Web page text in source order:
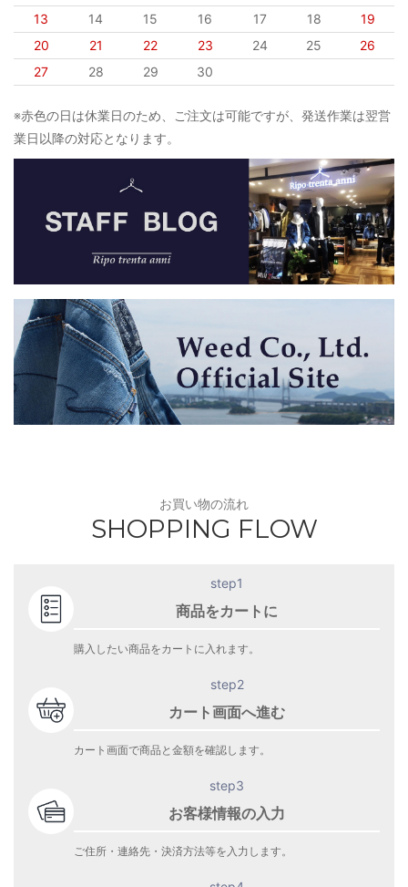
13
14 15 16 17 18
19
20
21 22 23 24 25
26
27
28 29 30
※赤色の日は休業日のため、ご注文は可能ですが、発送作業は翌営
業日以降の対応となります。
お買い物の流れ
SHOPPING FLOW
step1
商品をカートに
購入したい商品をカートに入れます。
step2
カート画面へ進む
カート画面で商品と金額を確認します。
step3
お客様情報の入力
ご住所・連絡先・決済方法等を入力します。